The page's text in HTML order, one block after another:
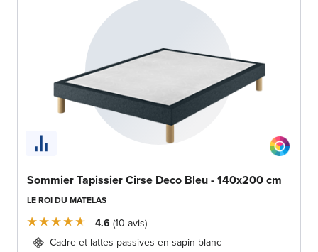
Sommier Tapissier Cirse Deco Bleu - 140x200 cm
LE ROI DU MATELAS
4.6 10 avis
Cadre et lattes passives en sapin blanc